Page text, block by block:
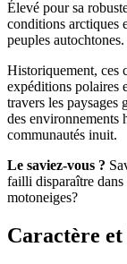
Élevé pour sa
conditions arctiques
peuples autochtones.
Historiquement, ces
expéditions polaires
travers les paysages
des environnements
communautés inuit.
Le saviez-vous ?
failli disparaître dans
motoneiges?
Caractère